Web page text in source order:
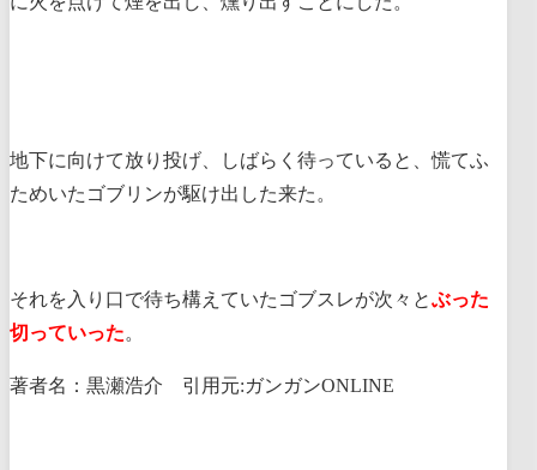
地下に向けて放り投げ、しばらく待っていると、慌てふ
ためいたゴブリンが駆け出した来た。
それを入り口で待ち構えていたゴブスレが次々とぶった
切っていった。
著者名：黒瀬浩介 引用元:ガンガンONLINE